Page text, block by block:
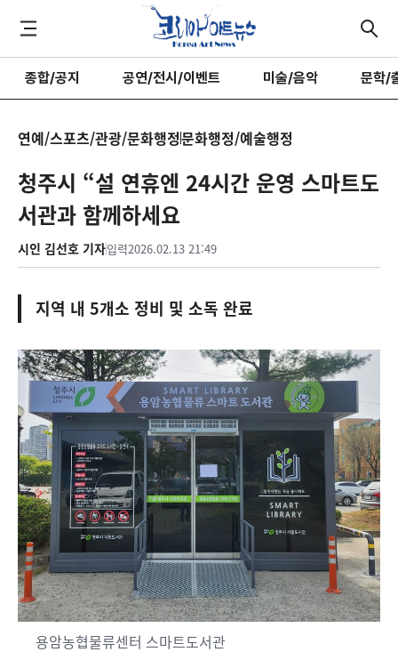
종합/공지 공연/전시/이벤트 미술/음악 문학/
연예/스포츠/관광/문화행정문화행정/예술행정
청주시 “설 연휴엔 24시간 운영 스마트도
서관과 함께하세요
시인 김선호 기자입력2026.02.13 21:49
지역 내 5개소 정비 및 소독 완료
용암농협물류센터 스마트도서관